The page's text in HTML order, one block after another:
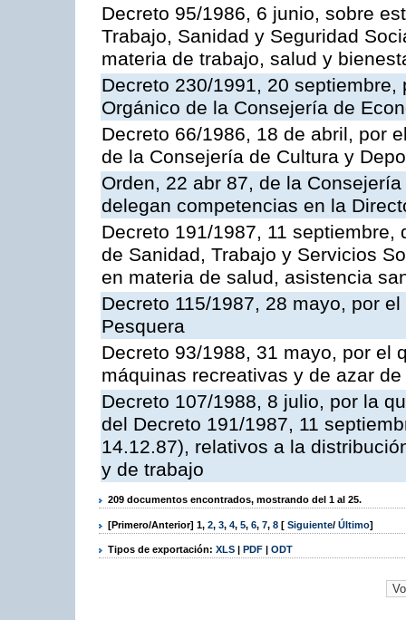
Decreto 95/1986, 6 junio, sobre
Trabajo, Sanidad y Seguridad
materia de trabajo, salud y
Decreto 230/1991, 20
Orgánico de la Consejería de
Decreto 66/1986, 18 de abril, por
de la Consejería de Cultura y
Orden, 22 abr 87, de la
delegan competencias en la
Decreto 191/1987, 11
de Sanidad, Trabajo y Servicios
en materia de salud, asistencia
Decreto 115/1987, 28 mayo, por
Pesquera
Decreto 93/1988, 31 mayo, por el
máquinas recreativas y de azar
Decreto 107/1988, 8 julio, por la
del Decreto 191/1987, 11
14.12.87), relativos a la
y de trabajo
209 documentos encontrados, mostrando del 1 al 25.
[Primero/Anterior] 1, 2, 3, 4, 5, 6, 7, 8 [ Siguiente/ Último]
Tipos de exportación: XLS | PDF | ODT